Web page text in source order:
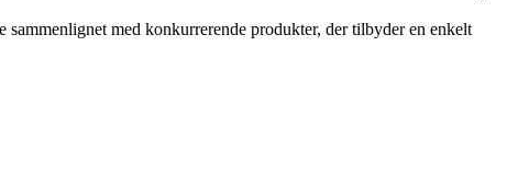
med konkurrerende produkter, der tilbyder en enkelt